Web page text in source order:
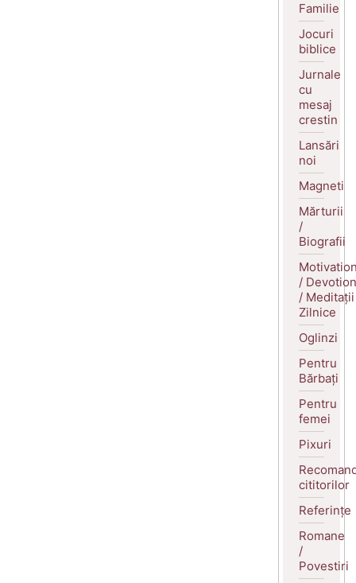
Familie
Jocuri
biblice
Jurnale
cu
mesaj
crestin
Lansări
noi
Magneti
Mărturii
/
Biografii
/
/ Meditații
Zilnice
Oglinzi
Pentru
Bărbați
Pentru
femei
Pixuri
cititorilor
Referințe
Romane
/
Povestiri